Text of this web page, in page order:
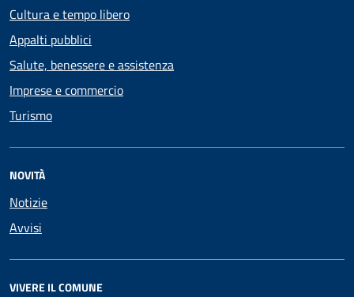
Cultura e tempo libero
Appalti pubblici
Salute, benessere e assistenza
Imprese e commercio
Turismo
NOVITÀ
Notizie
Avvisi
VIVERE IL COMUNE